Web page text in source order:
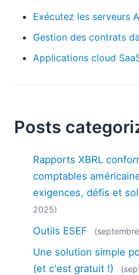
Exécutez les serveurs
Gestion des contrats
Applications cloud
Posts
Rapports XBRL
comptables
exigences, défis et
2025)
Outils ESEF
Une solution simple
(et c'est gratuit !)